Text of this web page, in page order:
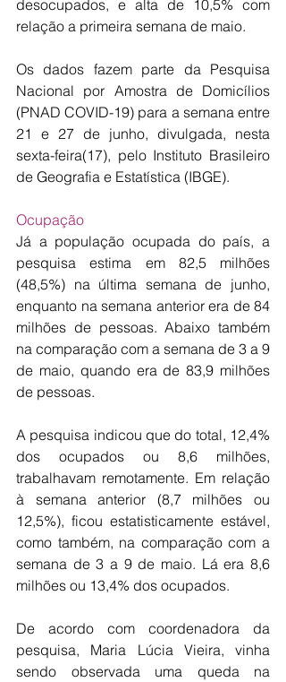
desocupados, e alta de 10,5% com
relação a primeira semana de maio.
Os dados fazem parte da Pesquisa
Nacional por Amostra de Domicílios
(PNAD COVID-19) para a semana entre
21 e 27 de junho, divulgada, nesta
sexta-feira(17), pelo Instituto Brasileiro
de Geografia e Estatística (IBGE).
Ocupação
Já a população ocupada do país, a
pesquisa estima em 82,5 milhões
(48,5%) na última semana de junho,
enquanto na semana anterior era de 84
milhões de pessoas. Abaixo também
na comparação com a semana de 3 a 9
de maio, quando era de 83,9 milhões
de pessoas.
A pesquisa indicou que do total, 12,4%
dos ocupados ou 8,6 milhões,
trabalhavam remotamente. Em relação
à semana anterior (8,7 milhões ou
12,5%), ficou estatisticamente estável,
como também, na comparação com a
semana de 3 a 9 de maio. Lá era 8,6
milhões ou 13,4% dos ocupados.
De acordo com coordenadora da
pesquisa, Maria Lúcia Vieira, vinha
sendo observada uma queda na